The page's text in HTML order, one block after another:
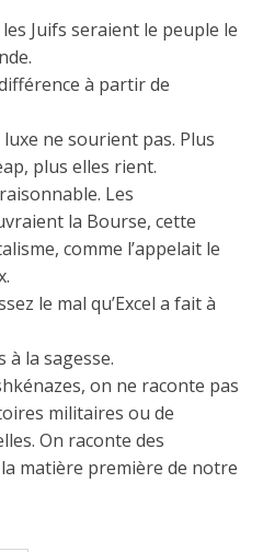
Juifs seraient le peuple le
à partir de
ne sourient pas. Plus
plus elles rient.
Les
la Bourse, cette
comme l’appelait le
le mal qu’Excel a fait à
à la sagesse.
on ne raconte pas
militaires ou de
On raconte des
la matière première de notre